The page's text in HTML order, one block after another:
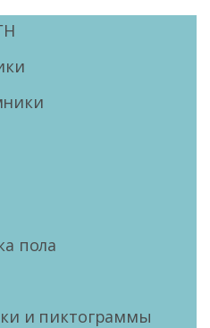
пола
и пиктограммы